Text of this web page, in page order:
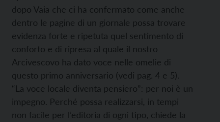
dopo Vaia che ci ha confermato come anche
dentro le pagine di un giornale possa trovare
evidenza forte e ripetuta quel sentimento di
conforto e di ripresa al quale il nostro
Arcivescovo ha dato voce nelle omelie di
questo primo anniversario (vedi pag. 4 e 5).
“La voce locale diventa pensiero”: per noi è un
impegno. Perché possa realizzarsi, in tempi
non facile per l’editoria di ogni tipo, chiede la